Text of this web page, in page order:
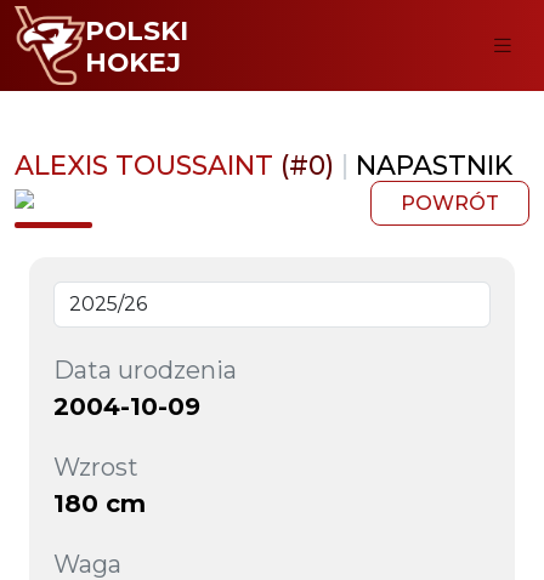
POLSKI
HOKEJ
ALEXIS TOUSSAINT (#0) | NAPASTNIK
POWRÓT
Data urodzenia
2004-10-09
Wzrost
180 cm
Waga